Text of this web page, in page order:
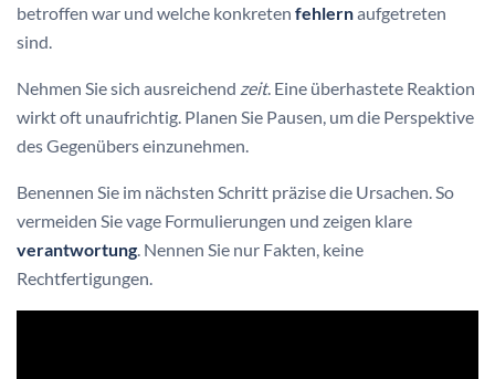
betroffen war und welche konkreten fehlernaufgetreten
sind.
Nehmen Sie sich ausreichend zeit. Eine überhastete Reaktion
wirkt oft unaufrichtig. Planen Sie Pausen, um die Perspektive
des Gegenübers einzunehmen.
Benennen Sie im nächsten Schritt präzise die Ursachen. So
vermeiden Sie vage Formulierungen und zeigen klare
verantwortung . Nennen Sie nur Fakten, keine
Rechtfertigungen.